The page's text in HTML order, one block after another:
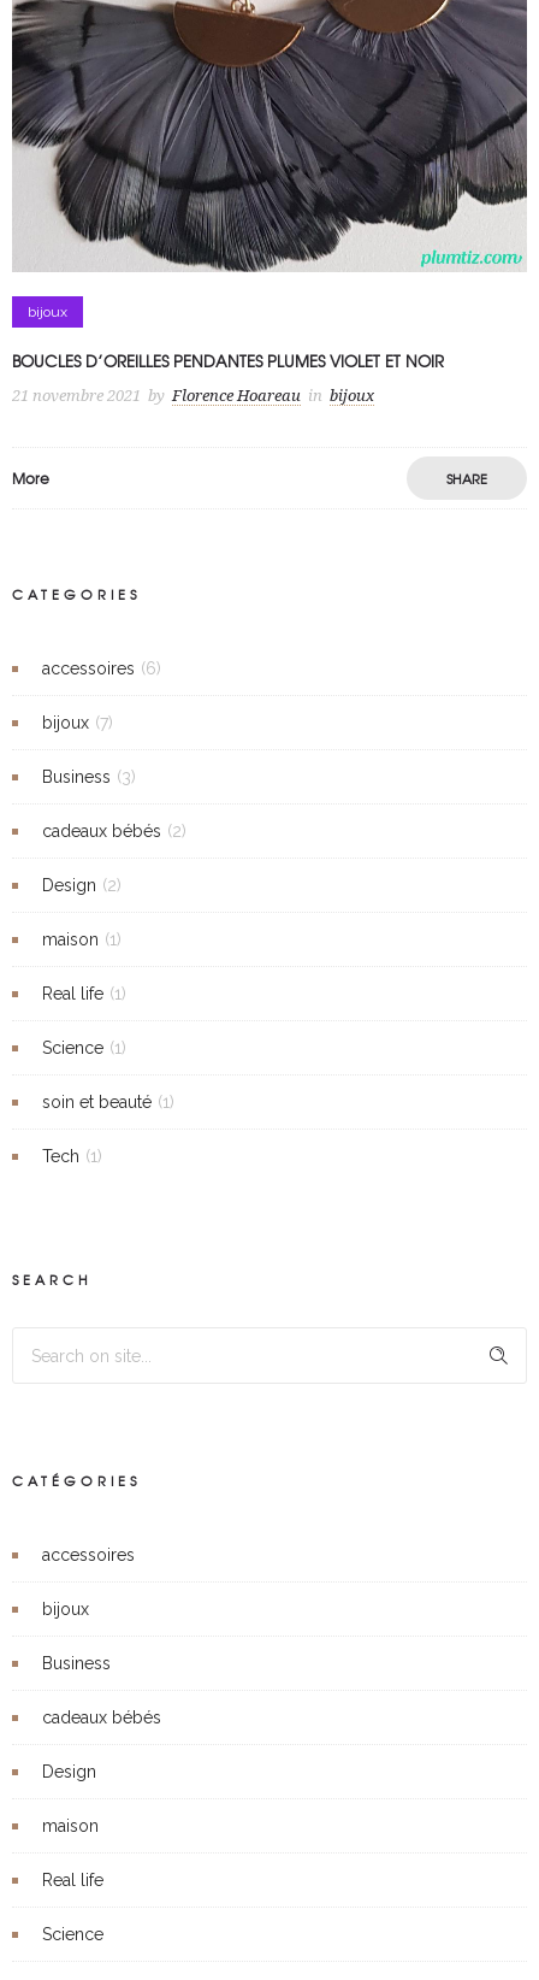
bijoux
BOUCLES D’OREILLES PENDANTES PLUMES VIOLET ET NOIR
21 novembre 2021 by Florence Hoareau in bijoux
More SHARE
CATEGORIES
accessoires (6)
bijoux (7)
Business (3)
cadeaux bébés (2)
Design (2)
maison (1)
Real life (1)
Science (1)
soin et beauté (1)
Tech (1)
SEARCH
CATÉGORIES
accessoires
bijoux
Business
cadeaux bébés
Design
maison
Real life
Science